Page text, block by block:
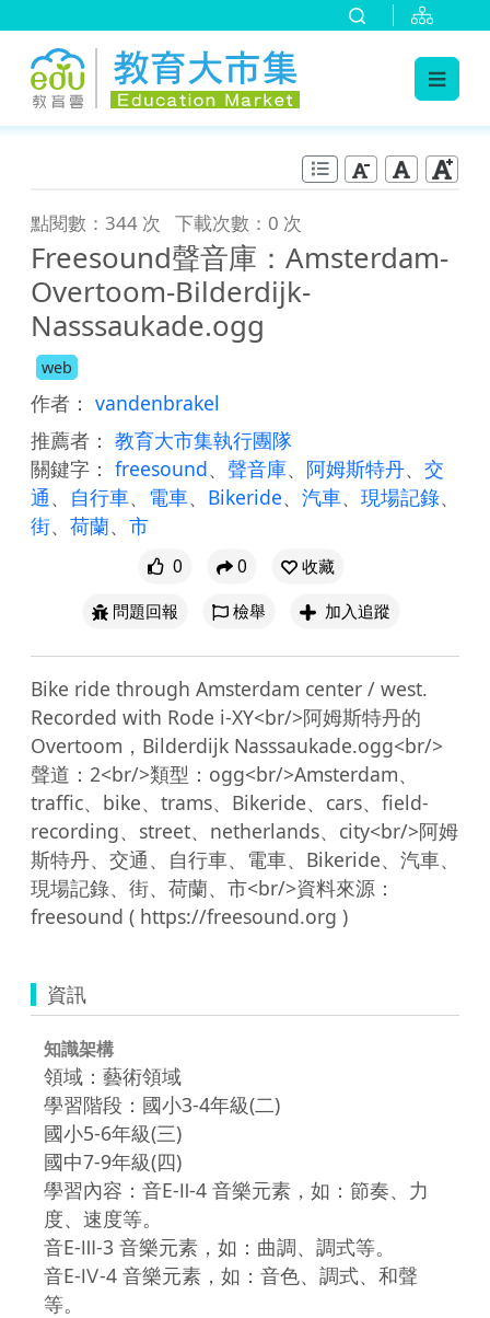
點閱數：344 次 下載次數：0 次
Freesound聲音庫：Amsterdam-
Overtoom-Bilderdijk-
Nasssaukade.ogg
web
作者： vandenbrakel
推薦者： 教育大市集執行團隊
關鍵字： freesound、 聲音庫、 阿姆斯特丹、 交
通、 自行車、 電車、 Bikeride、 汽車、 現場記錄、
街、 荷蘭、 市
0 0
收藏
問題回報
檢舉 加入追蹤
Bike ride through Amsterdam center / west.
Recorded with Rode i-XY<br/>阿姆斯特丹的
Overtoom，Bilderdijk Nasssaukade.ogg<br/>
聲道：2<br/>類型：ogg<br/>Amsterdam、
traffic、bike、trams、Bikeride、cars、field-
recording、street、netherlands、city<br/>阿姆
斯特丹、交通、自行車、電車、Bikeride、汽車、
現場記錄、街、荷蘭、市<br/>資料來源：
資訊
知識架構
領域：藝術領域
學習階段：國小3-4年級(二)
國小5-6年級(三)
國中7-9年級(四)
學習內容：音E-Ⅱ-4 音樂元素，如：節奏、力
度、速度等。
音E-Ⅲ-3 音樂元素，如：曲調、調式等。
音E-Ⅳ-4 音樂元素，如：音色、調式、和聲
等。